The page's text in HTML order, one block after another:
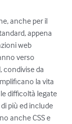
anche per il
appena
web
verso
condivise da
la vita
difficoltà legate
più ed include
anche CSS e